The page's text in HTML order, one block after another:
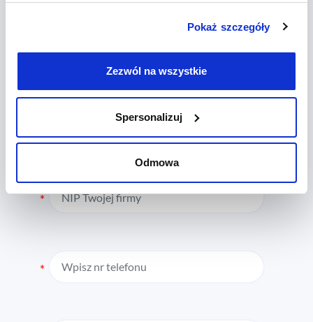
Pokaż szczegóły
Zezwól na wszystkie
Spersonalizuj
Odmowa
Zostaw swoje dane, a
skontaktujemy się z Tobą jak
najszybciej